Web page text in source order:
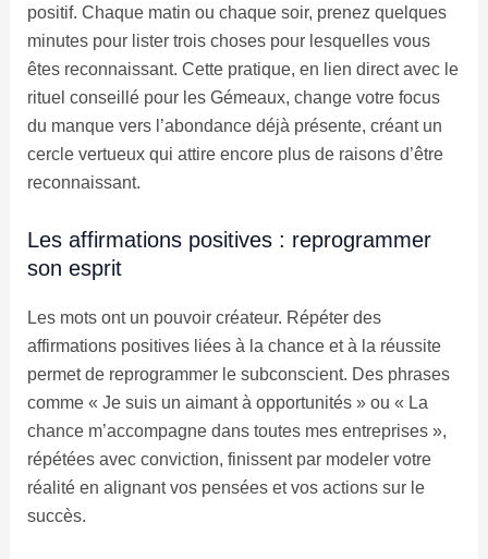
positif. Chaque matin ou chaque soir, prenez quelques
minutes pour lister trois choses pour lesquelles vous
êtes reconnaissant. Cette pratique, en lien direct avec le
rituel conseillé pour les Gémeaux, change votre focus
du manque vers l’abondance déjà présente, créant un
cercle vertueux qui attire encore plus de raisons d’être
reconnaissant.
Les affirmations positives : reprogrammer
son esprit
Les mots ont un pouvoir créateur. Répéter des
affirmations positives liées à la chance et à la réussite
permet de reprogrammer le subconscient. Des phrases
comme « Je suis un aimant à opportunités » ou « La
chance m’accompagne dans toutes mes entreprises »,
répétées avec conviction, finissent par modeler votre
réalité en alignant vos pensées et vos actions sur le
succès.